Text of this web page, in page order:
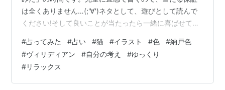
は全くありません…(;'∀')ネタとして、遊びとして読んで
ください!そして良いことが当たったら一緒に喜ばせてく
日の運勢にするもよし夜 🌛読んで明日の運勢にするもよ
し来週、来月の…なんてのもありでご自由にして頂けれ
ばと考えています。 それではやってみよう('ω')ﾉ 次の２
色のうち、どちらかを選んでください。結果は下～ ～～
#占ってみた #占い #猫 #イラスト #色 #納戸色
#ヴィリディアン #自分の考え #ゆっくり
#リラックス